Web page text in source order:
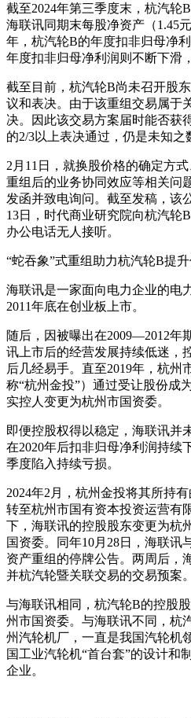
截至2024年第三季度末，杭汽轮
海联讯同期末每股净资产（1.45
年，杭汽轮B的年度扣非归母净
年度扣非归母净利润则不断下滑
截至目前，杭汽轮B尚未召开股
议和表决。由于该重组交易属于
决。因此该交易方案届时能否获
的2/3以上表决通过，仍是未知之
2月11日，就换股价格的确定方
重组后的业务协同效应等相关问
发函并致电询问。截至发稿，该
13日，时代商业研究院向杭汽轮
办公电话无人接听。
“蛇吞象”式重组助力杭汽轮B提
海联讯是一家面向电力企业的电
2011年底在创业板上市。
随后，因被曝出在2009—2012年
讯上市后的经营发展持续低迷，
后几经易手。直至2019年，杭州
称“杭州金投”）通过受让股份成
实控人变更为杭州市国资委。
即便控股权得以稳定，海联讯并
在2020年后扣非归母净利润持续
季度陷入持续亏损。
2024年2月，杭州金投将其所持
转至杭州市国有资本投资运营有
下，海联讯的控股股东变更为杭
国资委。同年10月28日，海联讯
资产重组的停牌公告。两周后，
并杭汽轮暨关联交易的交易预案。
与海联讯相同，杭汽轮B的控股
州市国资委。与海联讯不同，杭
州汽轮机厂，一直是我国汽轮机
国工业汽轮机“首台套”的设计和
企业。